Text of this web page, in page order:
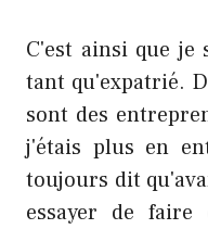
C'est ainsi que je
tant qu'expatrié.
sont des
j'étais plus en
toujours dit
essayer de faire